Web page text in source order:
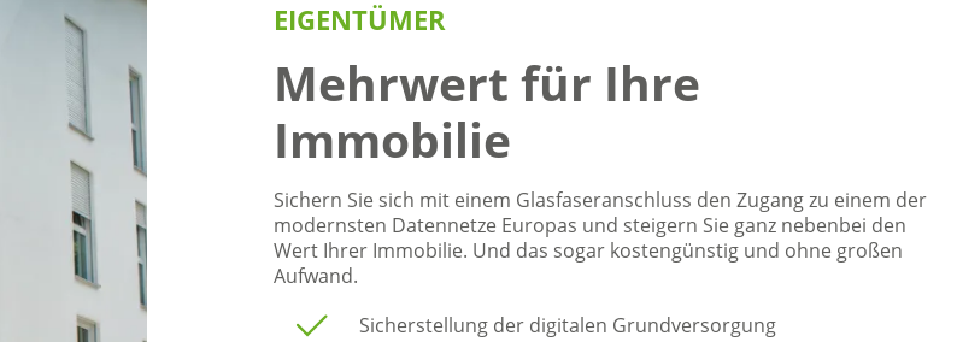
EIGENTÜMER
Mehrwert für Ihre
Immobilie
Sichern Sie sich mit einem Glasfaseranschluss den Zugang zu einem der
modernsten Datennetze Europas und steigern Sie ganz nebenbei den
Wert Ihrer Immobilie. Und das sogar kostengünstig und ohne großen
Aufwand.
Sicherstellung der digitalen Grundversorgung